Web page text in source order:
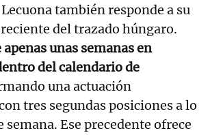
también responde a su
del trazado húngaro.
unas semanas en
del calendario de
una actuación
tres segundas posiciones a lo
Ese precedente ofrece